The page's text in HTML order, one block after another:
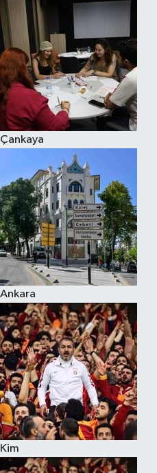
Çankaya
Ankara
Kim
Kim kimdir?
Kültür Sanat
Sağlık
Siyaset
Teknoloji
Televizyon
Yaşam-Çevre